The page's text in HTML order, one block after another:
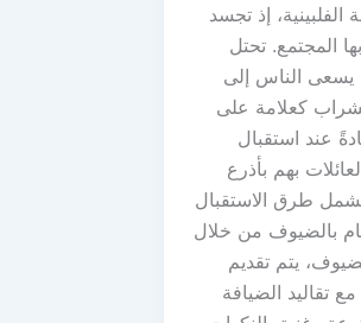
إذ تجسد
المجتمع. تحتل
الناس إلى
كعلامة على
عند استقبال
بهم بأذرع
طرق الاستقبال
بالضيوف من خلال
يتم تقديم
تقاليد الضيافة